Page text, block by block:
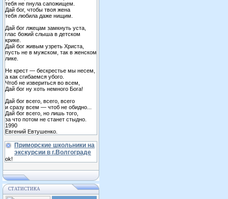
тебя не пнула сапожищем.
Дай бог, чтобы твоя жена
тебя любила даже нищим.
Дай бог лжецам замкнуть уста,
глас божий слыша в детском
крике.
Дай бог живым узреть Христа,
пусть не в мужском, так в женском
лике.
Не крест — бескрестье мы несем,
а как сгибаемся убого.
Чтоб не извериться во всем,
Дай бог ну хоть немного Бога!
Дай бог всего, всего, всего
и сразу всем — чтоб не обидно...
Дай бог всего, но лишь того,
за что потом не станет стыдно.
1990
Евгений Евтушенко.
Приморские школьники на
экскурсии в г.Волгограде
ok!
СТАТИСТИКА